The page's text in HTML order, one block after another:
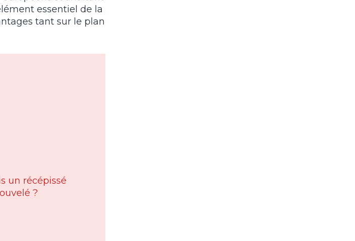
essentiel de la
tant sur le plan
un récépissé
?